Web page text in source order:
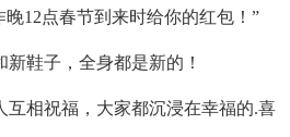
12点春节到来时给你的红包！”
鞋子，全身都是新的！
相祝福，大家都沉浸在幸福的.喜